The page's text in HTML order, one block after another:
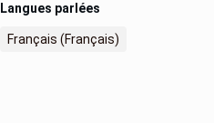
Langues parlées
Français (Français)